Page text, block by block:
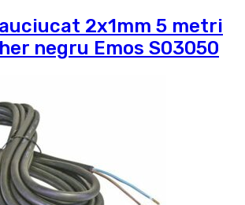
2x1mm 5 metri
negru Emos S03050